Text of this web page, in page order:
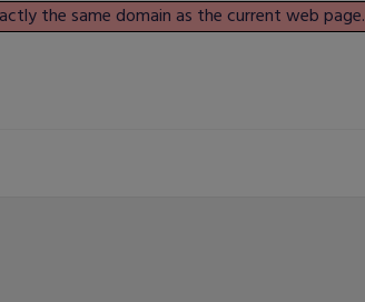
the same domain as the current web page.